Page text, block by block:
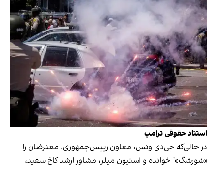
استناد حقوقی ترامپ
در حالی‌که جی‌دی ونس، معاون رییس‌جمهوری، معترضان را
«شورشگ»" خوانده و استیون میلر، مشاور ارشد کاخ سفید،